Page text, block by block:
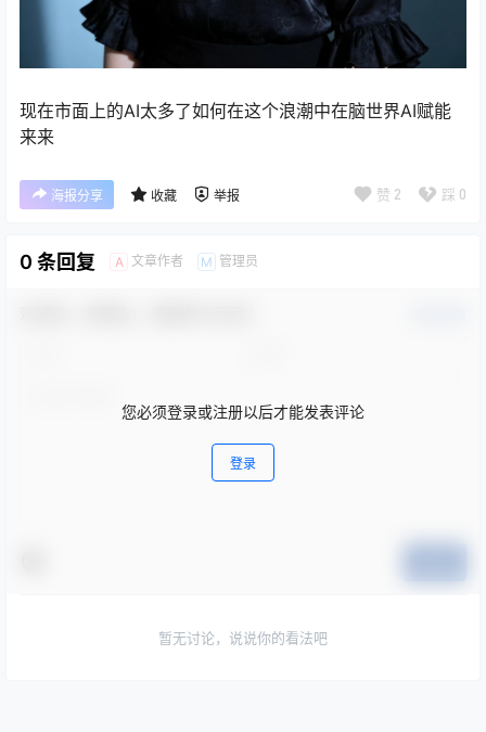
现在市面上的AI太多了如何在这个浪潮中在脑世界AI赋能
来来
海报分享 收藏 举报 赞 2 踩 0
0 条回复 A 文章作者 M 管理员
您必须登录或注册以后才能发表评论
登录
暂无讨论，说说你的看法吧